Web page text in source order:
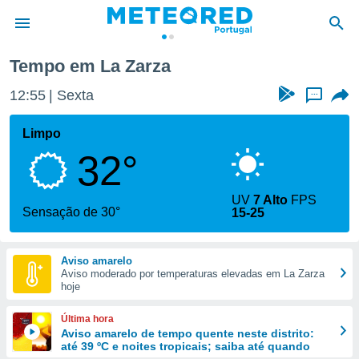
da
foi
fornecidas
a este
das
e
forma
digital
Tempo em La Zarza
12:55 Sexta ...
Limpo
32°
Sensação de 30°
UV7 Alto FPS
15-25
Aviso amarelo
Aviso moderado por temperaturas elevadas em La Zarza
hoje
Última hora
Aviso amarelo de tempo quente neste distrito:
até 39 ºC e noites tropicais; saiba até quando